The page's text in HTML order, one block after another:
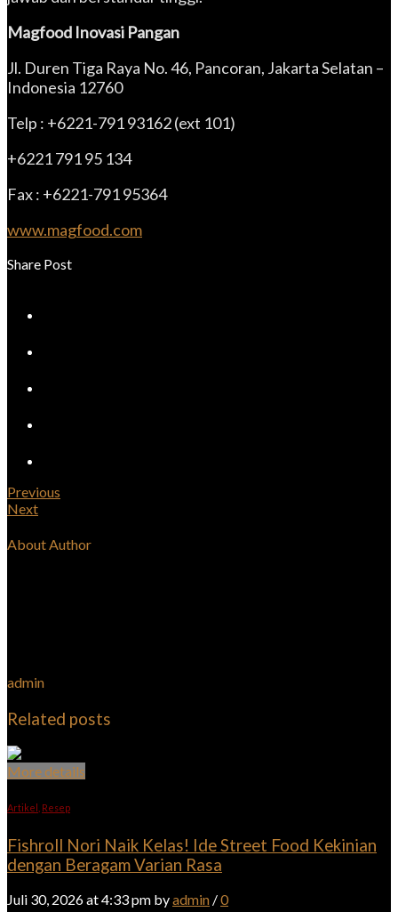
Magfood Inovasi Pangan
Jl. Duren Tiga Raya No. 46, Pancoran, Jakarta Selatan –
Indonesia 12760
Telp : +6221-791 93162 (ext 101)
+6221 791 95 134
Fax : +6221-791 95364
www.magfood.com
Share Post
Previous
Next
About Author
admin
Related posts
More details
Artikel Resep
Fishroll Nori Naik Kelas! Ide Street Food Kekinian
dengan Beragam Varian Rasa
Juli 30, 2026 at 4:33 pm byadmin /0